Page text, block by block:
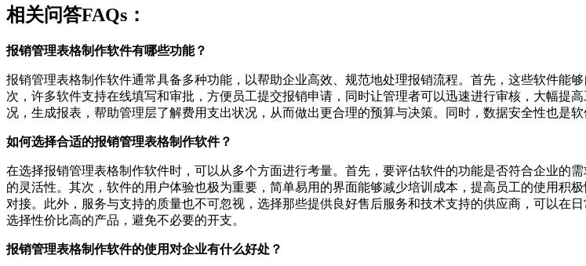
相关问答FAQs：
报销管理表格制作软件有哪些功能？
报销管理表格制作软件通常具备多种功能，以帮助企业高效、规范地处理报销流程。首先，这些软件能
次，许多软件支持在线填写和审批，方便员工提交报销申请，同时让管理者可以迅速进行审核，大幅提
况，生成报表，帮助管理层了解费用支出状况，从而做出更合理的预算与决策。同时，数据安全性也是
如何选择合适的报销管理表格制作软件？
在选择报销管理表格制作软件时，可以从多个方面进行考量。首先，要评估软件的功能是否符合企业的
的灵活性。其次，软件的用户体验也极为重要，简单易用的界面能够减少培训成本，提高员工的使用积
对接。此外，服务与支持的质量也不可忽视，选择那些提供良好售后服务和技术支持的供应商，可以在
选择性价比高的产品，避免不必要的开支。
报销管理表格制作软件的使用对企业有什么好处？